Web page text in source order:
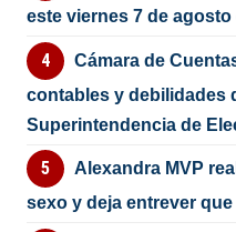
este viernes 7 de agosto
Cámara de
contables y debilidades
Superintendencia de
Alexandra MVP
sexo y deja entrever